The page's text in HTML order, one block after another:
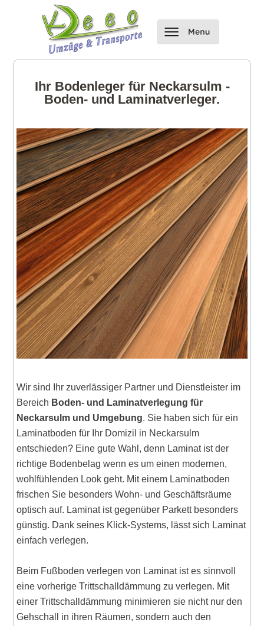
Ihr Bodenleger für Neckarsulm -
Boden- und Laminatverleger.
Wir sind Ihr zuverlässiger Partner und Dienstleister im
Bereich Boden- und Laminatverlegung für
Neckarsulm und Umgebung. Sie haben sich für ein
Laminatboden für Ihr Domizil in Neckarsulm
entschieden? Eine gute Wahl, denn Laminat ist der
richtige Bodenbelag wenn es um einen modernen,
wohlfühlenden Look geht. Mit einem Laminatboden
frischen Sie besonders Wohn- und Geschäftsräume
optisch auf. Laminat ist gegenüber Parkett besonders
günstig. Dank seines Klick-Systems, lässt sich Laminat
einfach verlegen.
Beim Fußboden verlegen von Laminat ist es sinnvoll
eine vorherige Trittschalldämmung zu verlegen. Mit
einer Trittschalldämmung minimieren sie nicht nur den
Gehschall in ihren Räumen, sondern auch den